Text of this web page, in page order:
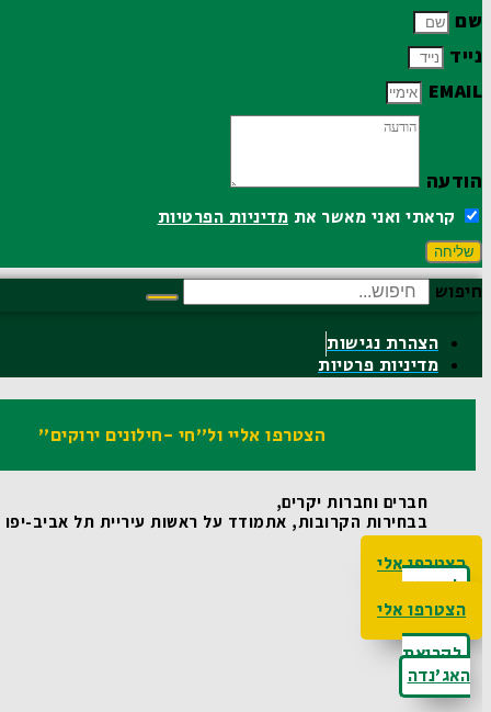
שם
נייד
EMAIL
הודעה
קראתי ואני מאשר אתמדיניות הפרטיות
שליחה
חיפוש
הצהרת נגישות
מדיניות פרטיות
הצטרפו אליי ול"חי -חילונים ירוקים"
חברים וחברות יקרים,
בבחירות הקרובות, אתמודד על ראשות עיריית תל אביב-יפו
הצטרפו אלי
לקריאת
האג'נדה
הצטרפו אלי
לקריאת
האג'נדה